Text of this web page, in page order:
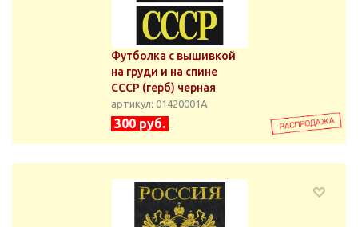
Футболка с вышивкой
на груди и на спине
СССР (герб) черная
артикул: 01420001А
300 руб.